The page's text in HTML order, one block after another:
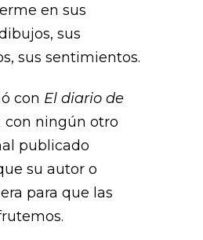
en sus
sus
sus sentimientos.
con El diario de
con ningún otro
publicado
su autor o
para que las